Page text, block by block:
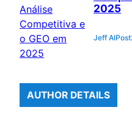
2025
Jeff AIPost
AUTHOR DETAILS